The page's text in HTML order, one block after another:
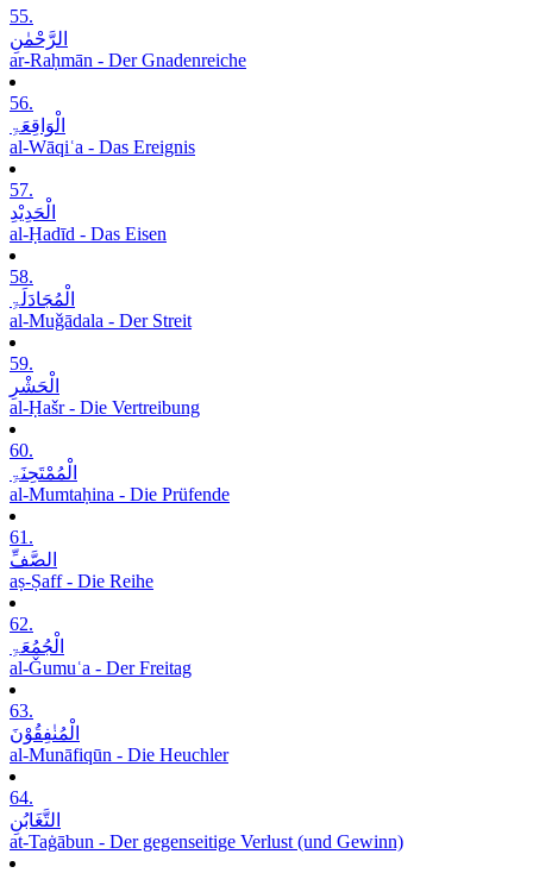
55.
الرَّحْمٰنِ
ar-Raḥmān - Der Gnadenreiche
56.
الْوَاقِعَۃِ
al-Wāqiʿa - Das Ereignis
57.
الْحَدِیْدِ
al-Ḥadīd - Das Eisen
58.
الْمُجَادَلَۃِ
al-Muǧādala - Der Streit
59.
الْحَشْرِ
al-Ḥašr - Die Vertreibung
60.
الْمُمْتَحِنَۃِ
al-Mumtaḥina - Die Prüfende
61.
الصَّفِّ
aṣ-Ṣaff - Die Reihe
62.
الْجُمُعَۃِ
al-Ǧumuʿa - Der Freitag
63.
الْمُنٰفِقُوْنَ
al-Munāfiqūn - Die Heuchler
64.
التَّغَابُنِ
at-Taġābun - Der gegenseitige Verlust (und Gewinn)